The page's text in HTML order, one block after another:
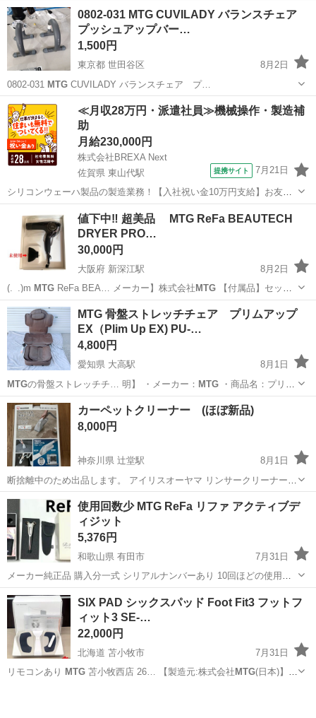
徳島 板野郡
0802-031 MTG CUVILADY バランスチェア
プッシュアップバー…
1,500円
東京都 世田谷区
8月2日
0802-031 MTGCUVILADY バランスチェア プ…
東京 世田谷区 フィットネス、トレーニング
プッシュアップバー
≪月収28万円・派遣社員≫機械操作・製造補
助
月給230,000円
株式会社BREXA Next
佐賀県 東山代駅
提携サイト 7月21日
シリコンウェーハ製品の製造業務！【入社祝い金10万円支給】お友達
やカップルとの応募OK◎年間休日129日＆休出なしでプライベート充
実♪業務はクリーンルームで快適作業◎自社正社員登用制度あり★1食
300円～の格安食堂あり！《佐...
伊万里市 東山代駅
値下中‼️ 超美品 MTG ReFa BEAUTECH
DRYER PRO…
30,000円
大阪府 新深江駅
8月2日
(._.)m MTGReFa BEA… メーカー】株式会社 MTG【付属品】セッ
ト…
大阪 大阪市 新深江駅
MTG 骨盤ストレッチチェア プリムアップ
EX（Plim Up EX) PU-…
4,800円
愛知県 大高駅
8月1日
MTGの骨盤ストレッチチ… 明】 ・メーカー： MTG・商品名：プリ
ム…
愛知 名古屋市 大高駅 美容家電 プリムアップ
カーペットクリーナー (ほぼ新品)
8,000円
神奈川県 辻堂駅
8月1日
断捨離中のため出品します。 アイリスオーヤマ リンサークリーナー
RNS-300 定価 ¥15,180 https://www.irisplaza.co.jp/index.php?
KB=SHOSAI&SID=G5737...
神奈川 茅ヶ崎市 辻堂駅
使用回数少 MTG ReFa リファ アクティブデ
ィジット
5,376円
和歌山県 有田市
7月31日
メーカー純正品 購入分一式 シリアルナンバーあり 10回ほどの使用で
美品です。 第一印象を決める「顔」に着目。 明るく健やかな表情へ導
く。 ReFa ACTIVE DIGIT(リファアクティブ ディジット)...
和歌山 有田市 フェイスケア ローラー
SIX PAD シックスパッド Foot Fit3 フットフ
ィット3 SE-…
22,000円
北海道 苫小牧市
7月31日
リモコンあり MTG苫小牧西店 26… 【製造元:株式会社 MTG(日本)】